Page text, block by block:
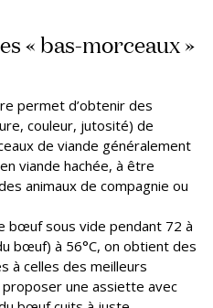
« bas-morceaux »
permet d’obtenir des
couleur, jutosité) de
de viande généralement
viande hachée, à être
animaux de compagnie ou
bœuf sous vide pendant 72 à
bœuf) à 56°C, on obtient des
à celles des meilleurs
proposer une assiette avec